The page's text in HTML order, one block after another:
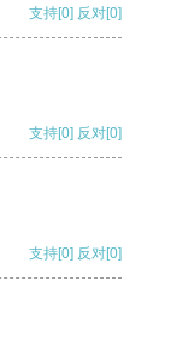
支持[0] 反对[0]
支持[0] 反对[0]
支持[0] 反对[0]